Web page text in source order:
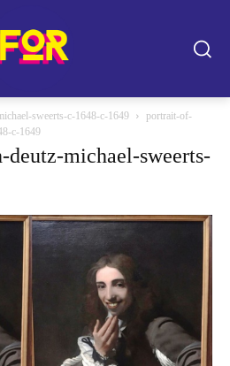
sweerts-c-1648-c-1649
portrait-of-
c-1649
michael-sweerts-